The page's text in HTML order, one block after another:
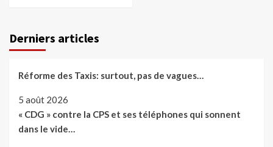
Derniers articles
Réforme des Taxis: surtout, pas de vagues…
5 août 2026
« CDG » contre la CPS et ses téléphones qui sonnent
dans le vide…